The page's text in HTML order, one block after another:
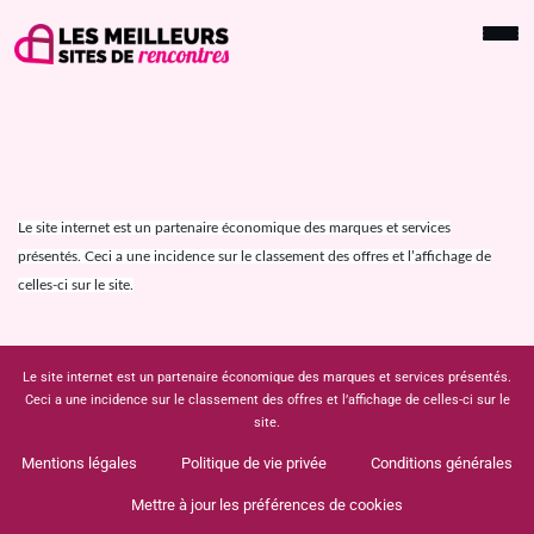
Le site internet est un partenaire économique des marques et services
présentés. Ceci a une incidence sur le classement des offres et l’affichage de
celles-ci sur le site.
Le site internet est un partenaire économique des marques et services présentés.
Ceci a une incidence sur le classement des offres et l’affichage de celles-ci sur le
site.
Mentions légales Politique de vie privée Conditions générales
Mettre à jour les préférences de cookies